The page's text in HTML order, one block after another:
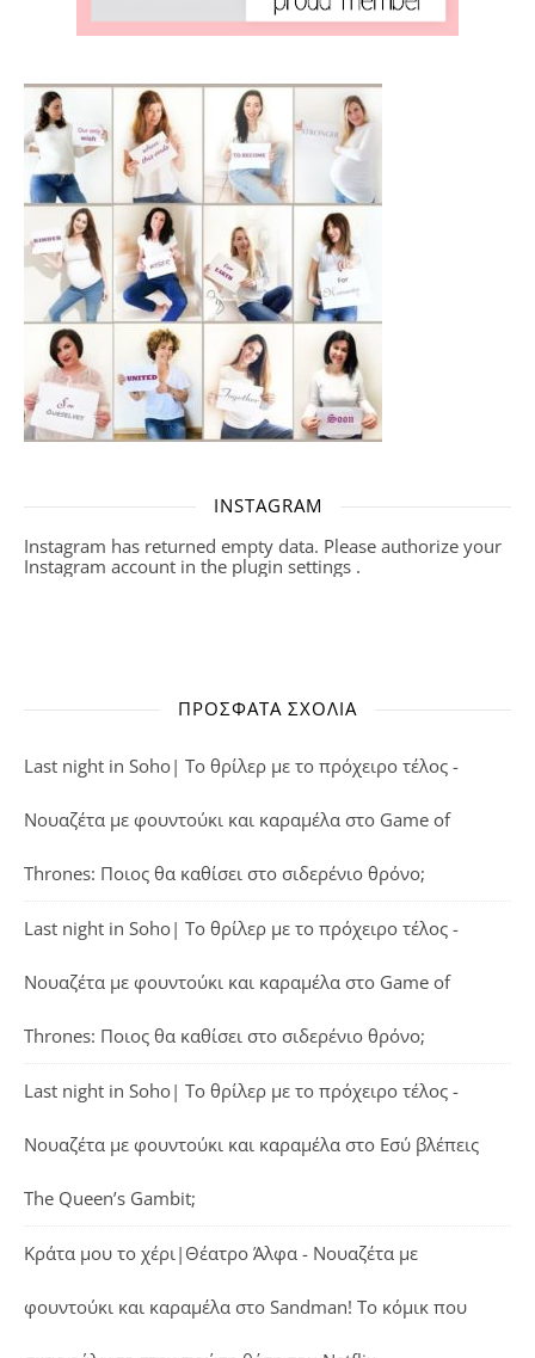
INSTAGRAM
Instagram has returned empty data. Please authorize your
Instagram account in the plugin settings .
ΠΡΌΣΦΑΤΑ ΣΧΌΛΙΑ
Last night in Soho| Το θρίλερ με το πρόχειρο τέλος -
Νουαζέτα με φουντούκι και καραμέλα στο Game of
Thrones: Ποιος θα καθίσει στο σιδερένιο θρόνο;
Last night in Soho| Το θρίλερ με το πρόχειρο τέλος -
Νουαζέτα με φουντούκι και καραμέλα στο Game of
Thrones: Ποιος θα καθίσει στο σιδερένιο θρόνο;
Last night in Soho| Το θρίλερ με το πρόχειρο τέλος -
Νουαζέτα με φουντούκι και καραμέλα στο Εσύ βλέπεις
The Queen’s Gambit;
Κράτα μου το χέρι|Θέατρο Άλφα - Νουαζέτα με
φουντούκι και καραμέλα στο Sandman! Το κόμικ που